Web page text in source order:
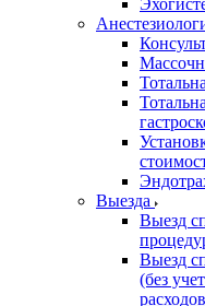
Выезда
Выезд
Выезд
(без